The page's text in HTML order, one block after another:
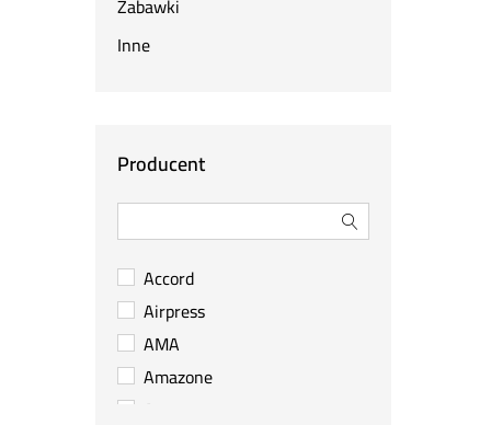
Zabawki
Inne
Producent
Accord
Airpress
AMA
Amazone